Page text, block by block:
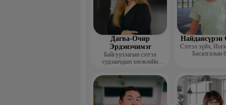
Дагва-Очир
Эрдэнэчимэг
Байгууллагын сэтгэл
судлаачдын хөгжлийн
захирал
Найдансүрэн
Сэтгэл зүйч,
Бясалгалын